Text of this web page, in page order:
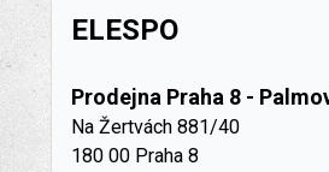
ELESPO
Prodejna Praha 8 -
Na Žertvách 881/40
180 00 Praha 8